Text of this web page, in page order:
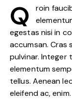
Q
roin
egestas nisi in
accumsan. Cras
pulvinar. Integer
elementum
tellus. Aenean
eleifend ac, enim.